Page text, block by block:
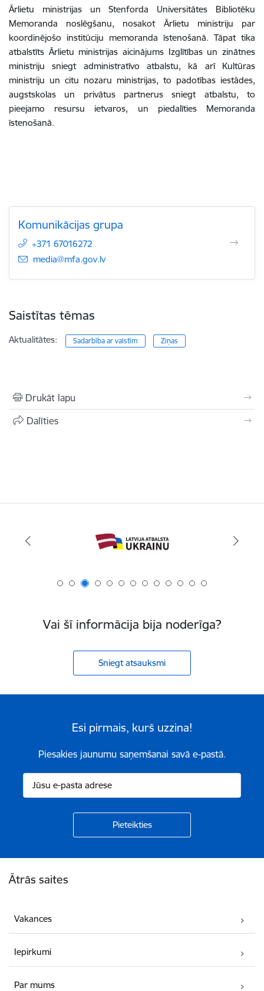
Ārlietu ministrijas un Stenforda Universitātes Bibliotēku
Memoranda noslēgšanu, nosakot Ārlietu ministriju par
koordinējošo institūciju memoranda īstenošanā. Tāpat tika
atbalstīts Ārlietu ministrijas aicinājums Izglītības un zinātnes
ministriju sniegt administratīvo atbalstu, kā arī Kultūras
ministriju un citu nozaru ministrijas, to padotības iestādes,
augstskolas un privātus partnerus sniegt atbalstu, to
pieejamo resursu ietvaros, un piedalīties Memoranda
īstenošanā.
Komunikācijas grupa
+371 67016272
E-pasts:
media@mfa.gov.lv
Saistītas tēmas
Aktualitātes: Sadarbība ar valstīm Ziņas
Drukāt lapu
Dalīties
Vai šī informācija bija noderīga?
Sniegt atsauksmi
Esi pirmais, kurš uzzina!
Piesakies jaunumu saņemšanai savā e-pastā.
Ātrās saites
Vakances
Iepirkumi
Par mums